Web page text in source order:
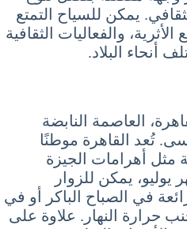
يمكن للسياح التمتع
والفعاليات الثقافية
أنحاء البلاد.
العاصمة النابضة
تُعد القاهرة موطنًا
مثل أهرامات الجيزة
يمكن للزوار
في الصباح الباكر أو في
حرارة النهار. علاوة على